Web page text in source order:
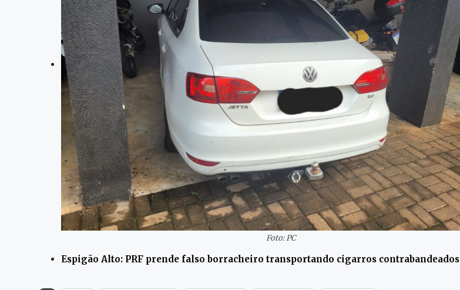
Foto: PC
Espigão Alto: PRF prende falso borracheiro transportando cigarros contrabandeados